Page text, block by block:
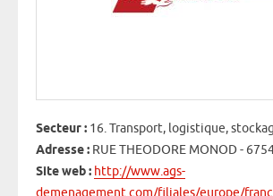
Secteur : 16. Transport, logistique,
Adresse : RUE THEODORE MONOD -
Site web : http://www.ags-
demenagement.com/filiales/europe/